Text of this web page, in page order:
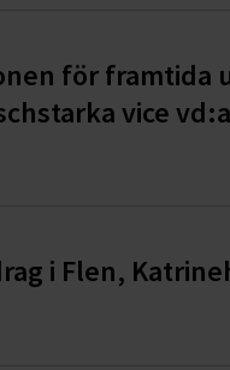
för framtida
vice
i Flen,